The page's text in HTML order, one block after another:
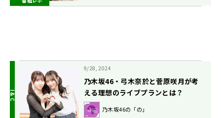
9/28, 2024
乃木坂46・弓木奈於と菅原咲月が考
える理想のライブプランとは？
乃木坂46の「の」